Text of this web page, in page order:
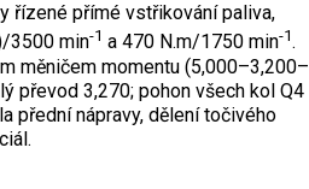
řízené přímé vstřikování paliva,
3500 min-1 a 470 N.m/1750 min-1.
měničem momentu (5,000–3,200–
převod 3,270; pohon všech kol Q4
přední nápravy, dělení točivého